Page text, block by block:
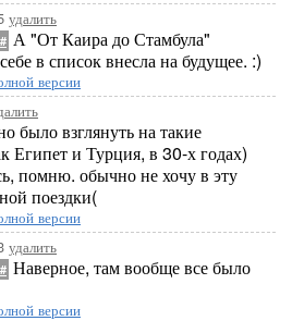
удалить
# А "От Каира до Стамбула"
в список внесла на будущее. :)
версии
было взглянуть на такие
Египет и Турция, в 30-х годах)
помню. обычно не хочу в эту
поездки(
версии
удалить
# Наверное, там вообще все было
версии